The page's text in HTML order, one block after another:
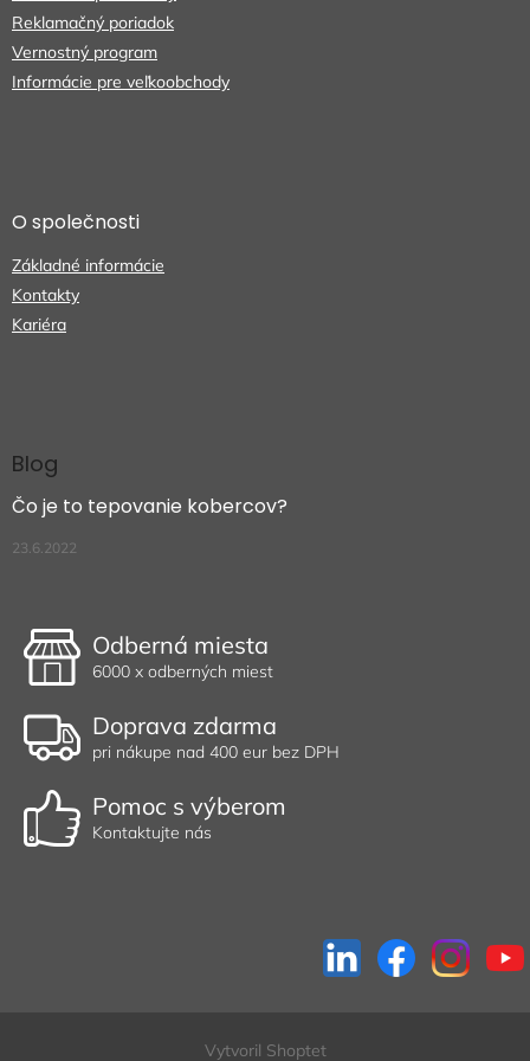
Reklamačný poriadok
Vernostný program
Informácie pre veľkoobchody
O společnosti
Základné informácie
Kontakty
Kariéra
Blog
Čo je to tepovanie kobercov?
23.6.2022
Odberná miesta
6000 x odberných miest
Doprava zdarma
pri nákupe nad 400 eur bez DPH
Pomoc s výberom
Kontaktujte nás
Vytvoril Shoptet